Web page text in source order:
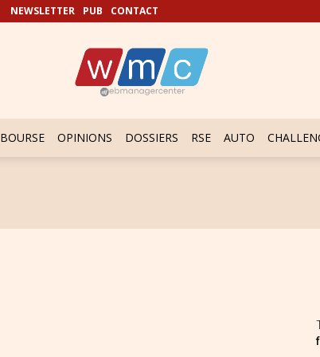
NEWSLETTER PUB CONTACT
BOURSE OPINIONS DOSSIERS RSE AUTO